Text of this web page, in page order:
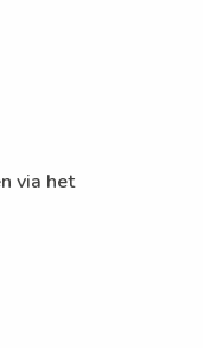
via het